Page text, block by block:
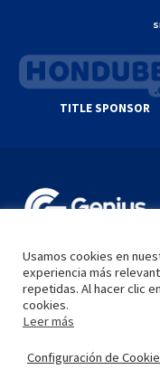
TITLE SPONSOR
INICIO LA LIGA
Usamos cookies en
experiencia más
repetidas. Al hacer clic
cookies.
Leer más
Configuración de